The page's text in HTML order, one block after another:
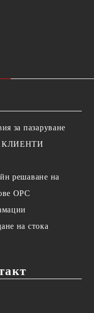
за пазаруване
решаване на
OPC
на стока